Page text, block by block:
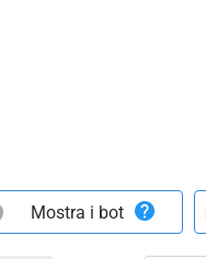
Mostra i bot